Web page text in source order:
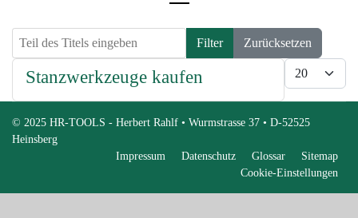
Teil des Titels eingeben Filter
Zurücksetzen
Anzeige #
Stanzwerkzeuge kaufen
© 2025 HR-TOOLS - Herbert Rahlf • Wurmstrasse 37 • D-52525
Heinsberg
Impressum
Datenschutz Glossar
Sitemap
Cookie-Einstellungen